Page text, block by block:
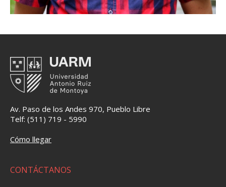
Av. Paso de los Andes 970, Pueblo Libre
Telf: (511) 719 - 5990
Cómo llegar
CONTÁCTANOS